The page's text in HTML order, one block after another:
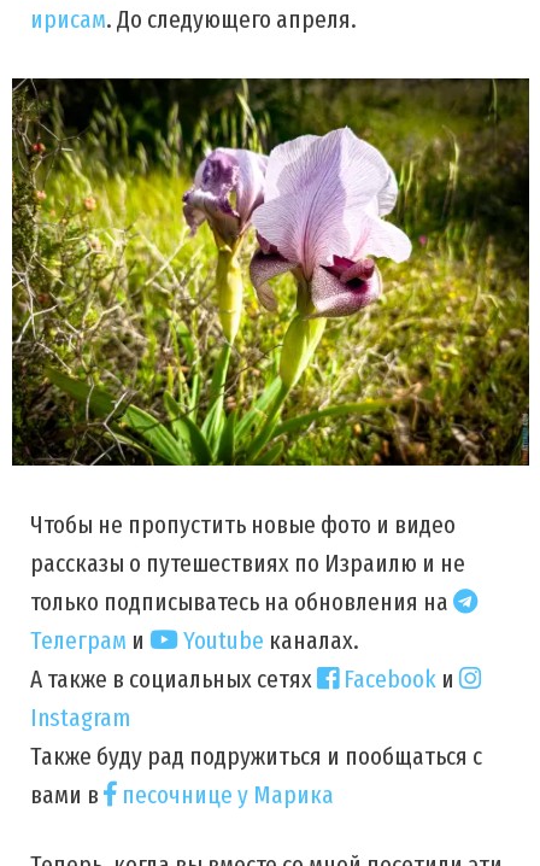
ирисам. До следующего апреля.
Чтобы не пропустить новые фото и видео
рассказы о путешествиях по Израилю и не
только подписыватесь на обновления на
Телеграм и Youtube каналах.
А также в социальных сетях
Facebook и
Instagram
Также буду рад подружиться и пообщаться с
вами в
песочнице у Марика